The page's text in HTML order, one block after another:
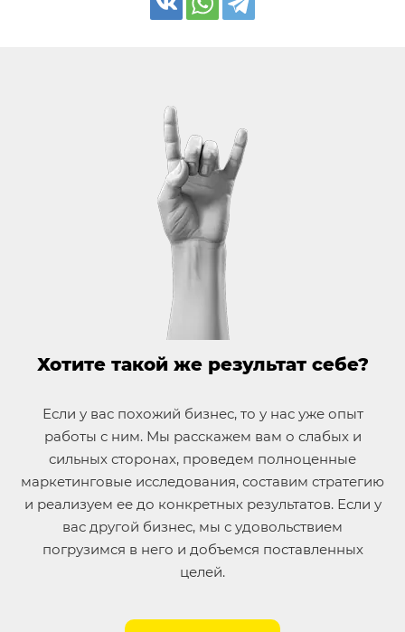
Хотите такой же результат себе?
Если у вас похожий бизнес, то у нас уже опыт
работы с ним. Мы расскажем вам о слабых и
сильных сторонах, проведем полноценные
маркетинговые исследования, составим стратегию
и реализуем ее до конкретных результатов. Если у
вас другой бизнес, мы с удовольствием
погрузимся в него и добъемся поставленных
целей.